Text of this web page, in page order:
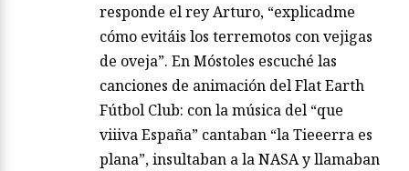
responde el rey Arturo, “explicadme
cómo evitáis los terremotos con vejigas
de oveja”. En Móstoles escuché las
canciones de animación del Flat Earth
Fútbol Club: con la música del “que
viiiva España” cantaban “la Tieeerra es
plana”, insultaban a la NASA y llamaban